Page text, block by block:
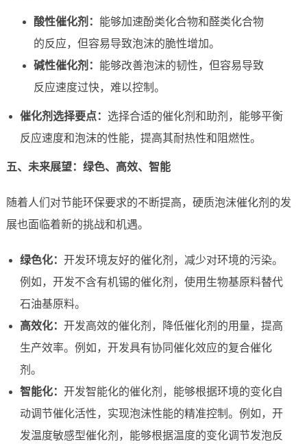
酸性催化剂： 能够加速酚类化合物和醛类化合物
的反应，但容易导致泡沫的脆性增加。
碱性催化剂： 能够改善泡沫的韧性，但容易导致
反应速度过快，难以控制。
催化剂选择要点： 选择合适的催化剂和助剂，能够平衡
反应速度和泡沫的性能，提高其耐热性和阻燃性。
五、未来展望：绿色、高效、智能
随着人们对节能环保要求的不断提高，硬质泡沫催化剂的发
展也面临着新的挑战和机遇。
绿色化： 开发环境友好的催化剂，减少对环境的污染。
例如，开发不含有机锡的催化剂，使用生物基原料替代
石油基原料。
高效化： 开发高效的催化剂，降低催化剂的用量，提高
生产效率。例如，开发具有协同催化效应的复合催化
剂。
智能化： 开发智能化的催化剂，能够根据环境的变化自
动调节催化活性，实现泡沫性能的精准控制。例如，开
发温度敏感型催化剂，能够根据温度的变化调节发泡反